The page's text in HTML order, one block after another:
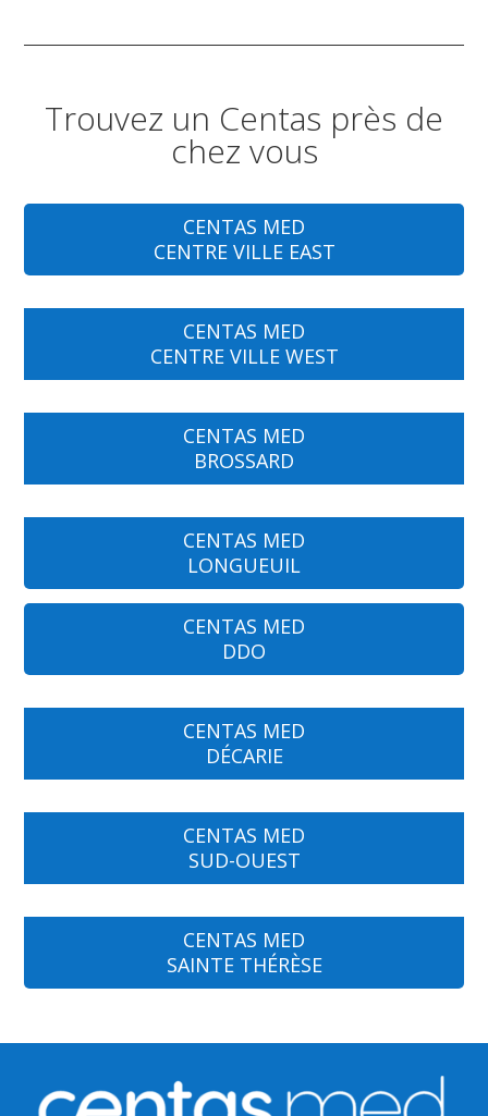
Trouvez un Centas près de
chez vous
CENTAS MED
CENTRE VILLE EAST
CENTAS MED
CENTRE VILLE WEST
CENTAS MED
BROSSARD
CENTAS MED
LONGUEUIL
CENTAS MED
DDO
CENTAS MED
DÉCARIE
CENTAS MED
SUD-OUEST
CENTAS MED
SAINTE THÉRÈSE